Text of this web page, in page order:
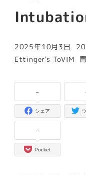
投稿日
2025年10月3日
更
カテゴリー
Ettinger's ToVIM
-
シェア
-
Pocket